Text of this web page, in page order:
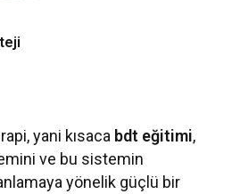
yani kısaca bdt eğitimi,
ve bu sistemin
yönelik güçlü bir